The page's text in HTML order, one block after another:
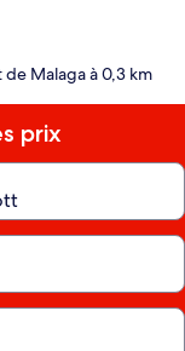
Malaga à 0,3 km
prix